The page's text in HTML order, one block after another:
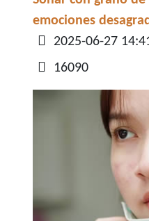
emociones
Detalles
2025-06-27
16090